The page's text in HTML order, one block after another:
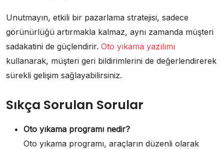
Unutmayın, etkili bir pazarlama stratejisi, sadece
görünürlüğü artırmakla kalmaz, aynı zamanda müşteri
sadakatini de güçlendirir. Oto yıkama yazılımı
kullanarak, müşteri geri bildirimlerini de değerlendirerek
sürekli gelişim sağlayabilirsiniz.
Sıkça Sorulan Sorular
Oto yıkama programı nedir?
Oto yıkama programı, araçların düzenli olarak